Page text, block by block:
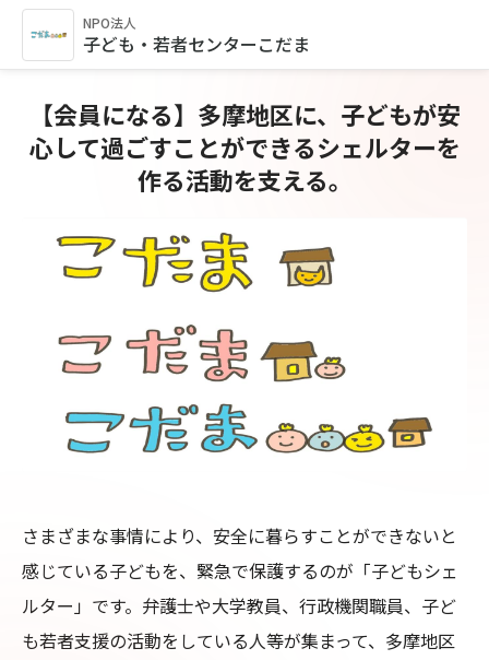
NPO法人
子ども・若者センターこだま
【会員になる】多摩地区に、子どもが安
心して過ごすことができるシェルターを
作る活動を支える。
さまざまな事情により、安全に暮らすことができないと
感じている子どもを、緊急で保護するのが「子どもシェ
ルター」です。弁護士や大学教員、行政機関職員、子ど
も若者支援の活動をしている人等が集まって、多摩地区